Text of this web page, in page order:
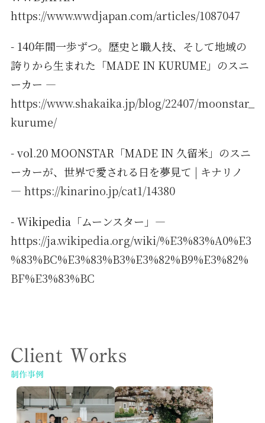
https://www.wwdjapan.com/articles/1087047
- 140年間一歩ずつ。歴史と職人技、そして地域の
誇りから生まれた「MADE IN KURUME」のスニ
ーカー —
https://www.shakaika.jp/blog/22407/moonstar_
kurume/
- vol.20 MOONSTAR「MADE IN 久留米」のスニ
ーカーが、世界で愛される日を夢見て | キナリノ
— https://kinarino.jp/cat1/14380
- Wikipedia「ムーンスター」—
https://ja.wikipedia.org/wiki/%E3%83%A0%E3
%83%BC%E3%83%B3%E3%82%B9%E3%82%
BF%E3%83%BC
Client Works
制作事例